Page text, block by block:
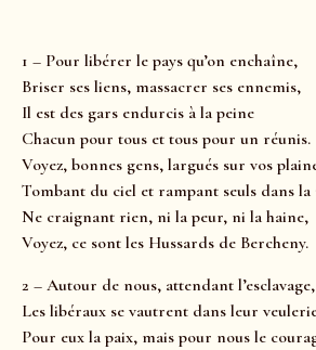
1 – Pour libérer le pays qu’on enchaîne,
Briser ses liens, massacrer ses ennemis,
Il est des gars endurcis à la peine
Chacun pour tous et tous pour un réunis.
Voyez, bonnes gens, largués sur vos
Tombant du ciel et rampant seuls dans
Ne craignant rien, ni la peur, ni la haine,
Voyez, ce sont les Hussards de Bercheny.
2 – Autour de nous, attendant l’esclavage,
Les libéraux se vautrent dans leur
Pour eux la paix, mais pour nous le